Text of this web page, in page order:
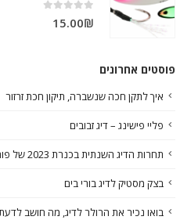
0
out of 5
15.00₪
פוסטים אחרונים
איך לתקן חכה שנשברה, תיקון חכת זרזור
פליי פישינג – דיג זבובים
תחרות הדיג השנתית בכנרת 2023 של פורום ISF בשיתוף עמותת י.ע.ד
בצק מסטיק לדיג בורי בים
בואו נכיר את הרולר לדיג, מה חושב